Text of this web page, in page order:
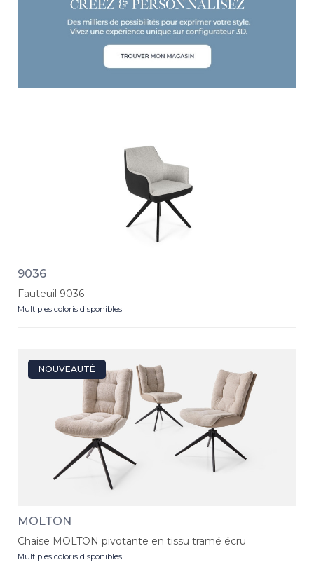
9036
Fauteuil 9036
Multiples coloris disponibles
NOUVEAUTÉ
MOLTON
Chaise MOLTON pivotante en tissu tramé écru
Multiples coloris disponibles